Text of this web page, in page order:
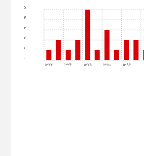
1372 1376 1378 1380 1386
0
1
2
3
4
5